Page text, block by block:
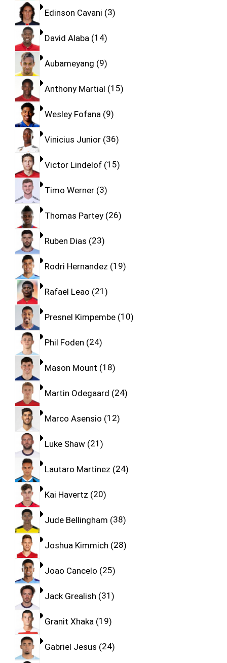
Edinson Cavani 3
David Alaba 14
Aubameyang 9
Anthony Martial 15
Wesley Fofana 9
Vinicius Junior 36
Victor Lindelof 15
Timo Werner 3
Thomas Partey 26
Ruben Dias 23
Rodri Hernandez 19
Rafael Leao 21
Presnel Kimpembe 10
Phil Foden 24
Mason Mount 18
Martin Odegaard 24
Marco Asensio 12
Luke Shaw 21
Lautaro Martinez 24
Kai Havertz 20
Jude Bellingham 38
Joshua Kimmich 28
Joao Cancelo 25
Jack Grealish 31
Granit Xhaka 19
Gabriel Jesus 24